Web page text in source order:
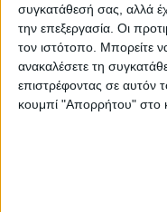
συγκατάθεσή σας, αλλά
την επεξεργασία. Οι
τον ιστότοπο. Μπορείτε
ανακαλέσετε τη
επιστρέφοντας σε αυτόν
κουμπί "Απορρήτου" στο
Και για να
μου άποψη, θα
νοσοκομείο όπως
ανακοινώσει ότι
παρελθόν, γιατί